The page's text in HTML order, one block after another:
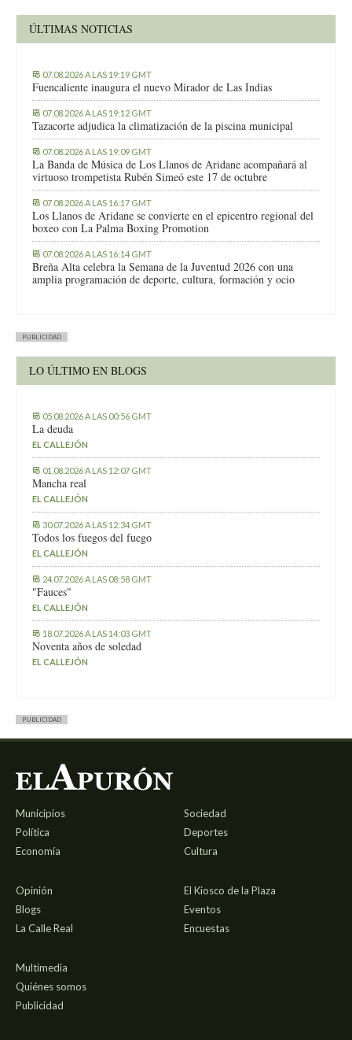
ÚLTIMAS NOTICIAS
07.08.2026 A LAS 19:19 GMT
Fuencaliente inaugura el nuevo Mirador de Las Indias
07.08.2026 A LAS 19:12 GMT
Tazacorte adjudica la climatización de la piscina municipal
07.08.2026 A LAS 19:09 GMT
La Banda de Música de Los Llanos de Aridane acompañará al
virtuoso trompetista Rubén Simeó este 17 de octubre
07.08.2026 A LAS 16:17 GMT
Los Llanos de Aridane se convierte en el epicentro regional del
boxeo con La Palma Boxing Promotion
07.08.2026 A LAS 16:14 GMT
Breña Alta celebra la Semana de la Juventud 2026 con una
amplia programación de deporte, cultura, formación y ocio
PUBLICIDAD
LO ÚLTIMO EN BLOGS
05.08.2026 A LAS 00:56 GMT
La deuda
EL CALLEJÓN
01.08.2026 A LAS 12:07 GMT
Mancha real
EL CALLEJÓN
30.07.2026 A LAS 12:34 GMT
Todos los fuegos del fuego
EL CALLEJÓN
24.07.2026 A LAS 08:58 GMT
"Fauces"
EL CALLEJÓN
18.07.2026 A LAS 14:03 GMT
Noventa años de soledad
EL CALLEJÓN
PUBLICIDAD
Municipios
Política
Economía
Sociedad
Deportes
Cultura
Opinión
Blogs
La Calle Real
El Kiosco de la Plaza
Eventos
Encuestas
Multimedia
Quiénes somos
Publicidad